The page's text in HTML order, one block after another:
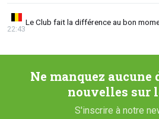
Le Club fait la différence au bon
22:43
Ne manquez aucune
nouvelles sur
S'inscrire à notre